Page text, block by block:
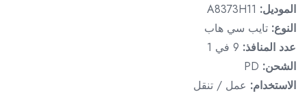
الموديل: A8373H11
النوع: تايب سي هاب
عدد المنافذ:
الشحن:
الاستخدام: عمل / تنقل